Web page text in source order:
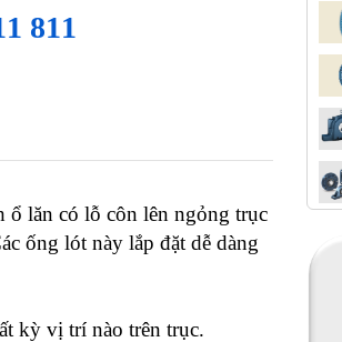
811
ổ lăn có lỗ côn lên ngỏng trục
ống lót này lắp đặt dễ dàng
kỳ vị trí nào trên trục.